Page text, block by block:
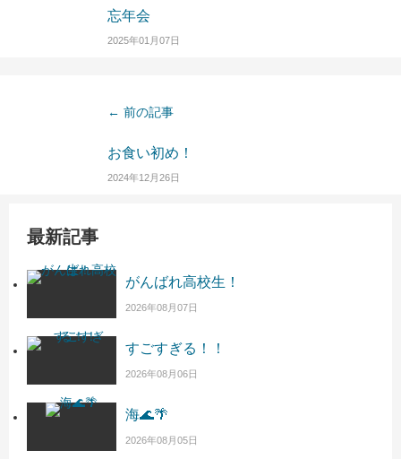
忘年会
2025年01月07日
← 前の記事
お食い初め！
2024年12月26日
最新記事
がんばれ高校生！
2026年08月07日
すごすぎる！！
2026年08月06日
海🌊🌴
2026年08月05日